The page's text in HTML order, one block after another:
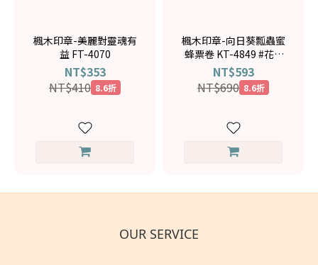
楓木印章-美麗對靈魂有
益 FT-4070
NT$353
NT$410 8.6折
楓木印章-向日葵瓢蟲蜜
蜂票卷 KT-4849 #花 #
植物
NT$593
NT$690 8.6折
OUR SERVICE